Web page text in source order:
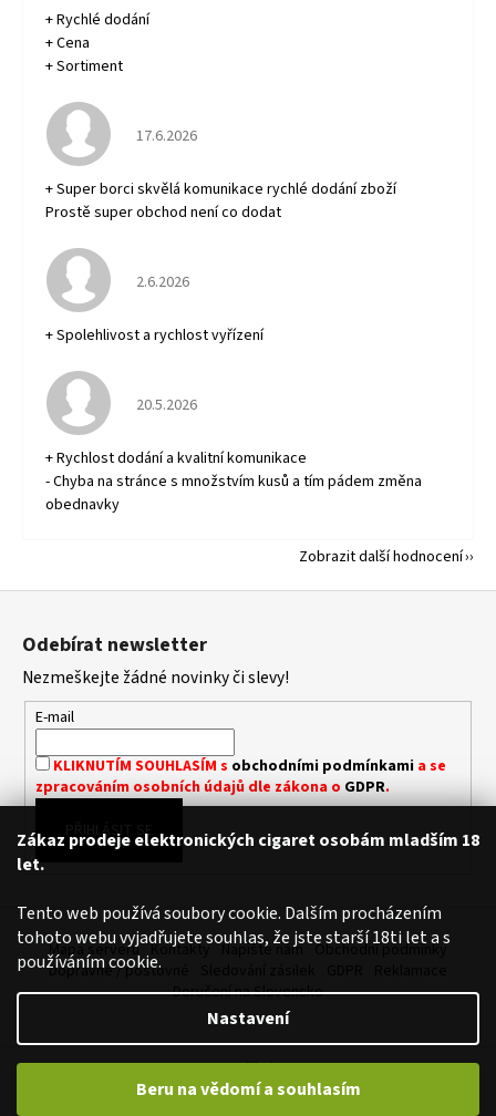
Zákaz prodeje elektronických cigaret osobám mladším 18
let.
Tento web používá soubory cookie. Dalším procházením
tohoto webu vyjadřujete souhlas, že jste starší 18ti let a s
používáním cookie.
Nastavení
Beru na vědomí a souhlasím
+ Rychlé dodání
+ Cena
+ Sortiment
Hodnocení obchodu je 5 z 5 hvězdiček.
17.6.2026
+ Super borci skvělá komunikace rychlé dodání zboží
Prostě super obchod není co dodat
Hodnocení obchodu je 5 z 5 hvězdiček.
2.6.2026
+ Spolehlivost a rychlost vyřízení
Hodnocení obchodu je 5 z 5 hvězdiček.
20.5.2026
+ Rychlost dodání a kvalitní komunikace
- Chyba na stránce s množstvím kusů a tím pádem změna
obednavky
Zobrazit další hodnocení
Z
Odebírat newsletter
Nezmeškejte žádné novinky či slevy!
E-mail
KLIKNUTÍM SOUHLASÍM s obchodními podmínkamia se
zpracováním osobních údajů dle zákona o GDPR.
PŘIHLÁSIT SE
Mapa serveru Kontakty Napište nám Obchodní podmínky
Dopravné / poštovné
Doručení na Slovensko
Vytvořil Shoptet
Royalvape.cz - Vaše království vapingu